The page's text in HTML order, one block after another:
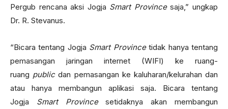
Pergub rencana aksi Jogja Smart Provincesaja,” ungkap
Dr. R. Stevanus.
“Bicara tentang Jogja Smart Provincetidak hanya tentang
pemasangan jaringan internet (WIFI) ke ruang-
ruang publicdan pemasangan ke kaluharan/kelurahan dan
atau hanya membangun aplikasi saja. Bicara tentang
Jogja Smart Provincesetidaknya akan membangun